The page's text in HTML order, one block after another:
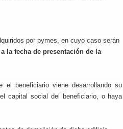
por pymes, en cuyo caso serán
la fecha de presentación de la
el beneficiario viene desarrollando su
capital social del beneficiario, o haya